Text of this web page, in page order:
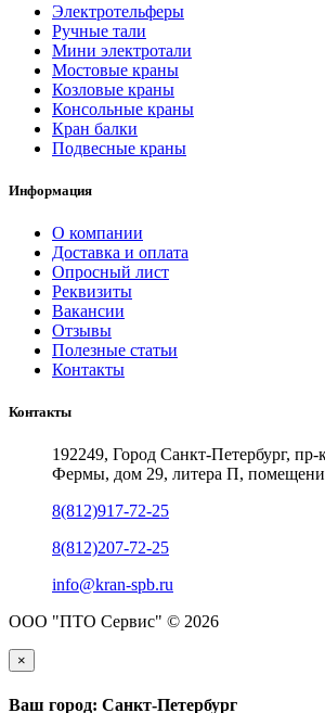
Электротельферы
Ручные тали
Мини электротали
Мостовые краны
Козловые краны
Консольные краны
Кран балки
Подвесные краны
Информация
О компании
Доставка и оплата
Опросный лист
Реквизиты
Вакансии
Отзывы
Полезные статьи
Контакты
Контакты
192249, Город Санкт-Петербург, пр-
Фермы, дом 29, литера П,
8(812)917-72-25
8(812)207-72-25
info@kran-spb.ru
ООО "ПТО Сервис" © 2026
×
Ваш город: Санкт-Петербург